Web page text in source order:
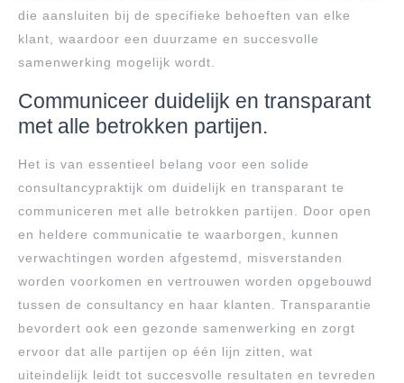
die aansluiten bij de specifieke behoeften van elke
klant, waardoor een duurzame en succesvolle
samenwerking mogelijk wordt.
Communiceer duidelijk en transparant
met alle betrokken partijen.
Het is van essentieel belang voor een solide
consultancypraktijk om duidelijk en transparant te
communiceren met alle betrokken partijen. Door open
en heldere communicatie te waarborgen, kunnen
verwachtingen worden afgestemd, misverstanden
worden voorkomen en vertrouwen worden opgebouwd
tussen de consultancy en haar klanten. Transparantie
bevordert ook een gezonde samenwerking en zorgt
ervoor dat alle partijen op één lijn zitten, wat
uiteindelijk leidt tot succesvolle resultaten en tevreden